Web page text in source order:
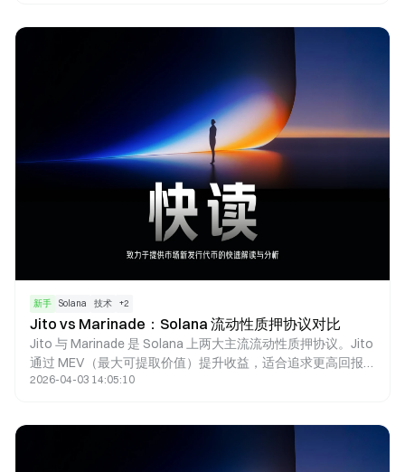
新手 Solana 技术 +2
Jito vs Marinade：Solana 流动性质押协议对比
Jito 与 Marinade 是 Solana 上两大主流流动性质押协议。Jito
通过 MEV（最大可提取价值）提升收益，适合追求更高回报
的用户；Marinade 提供更稳定且去中心化的质押方案，更适
2026-04-03 14:05:10